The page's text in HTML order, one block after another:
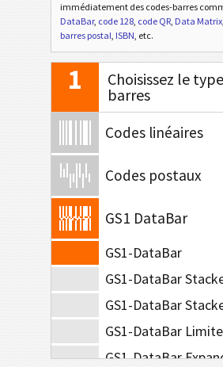
immédiatement des codes-barres
DataBar, code 128, code QR, Data Matrix,
barres postal, ISBN, etc.
1
Choisissez le
barres
Codes linéaires
Codes postaux
GS1 DataBar
GS1-DataBar
GS1-DataBar
GS1-DataBar
GS1-DataBar
GS1-DataBar